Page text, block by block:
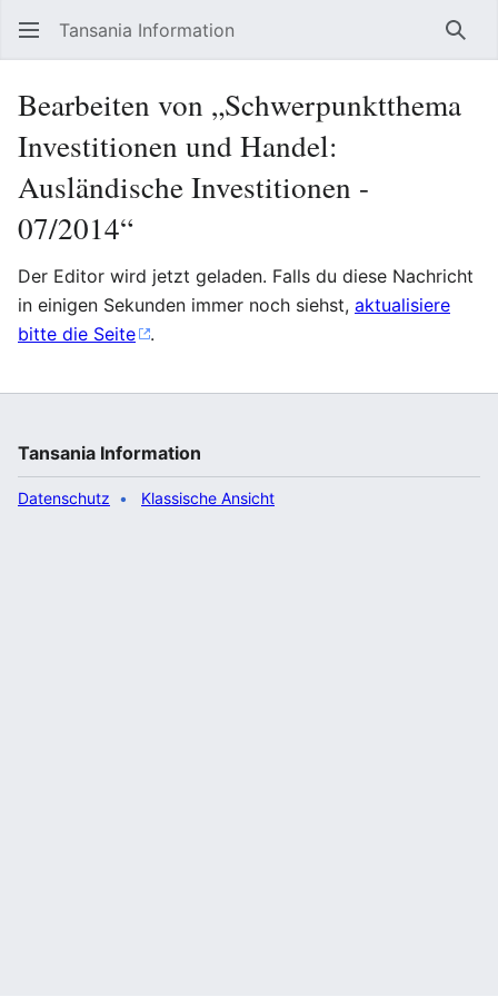
Tansania Information
Bearbeiten von „Schwerpunktthema
Investitionen und Handel:
Ausländische Investitionen -
07/2014“
Der Editor wird jetzt geladen. Falls du diese Nachricht
in einigen Sekunden immer noch siehst, aktualisiere
bitte die Seite
.
Tansania Information
Datenschutz Klassische Ansicht